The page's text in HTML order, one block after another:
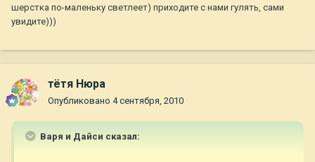
шерстка по-маленьку светлеет) приходите с нами гулять, сами
увидите)))
тётя Нюра
Опубликовано 4 сентября, 2010
Варя и Дайси сказал: